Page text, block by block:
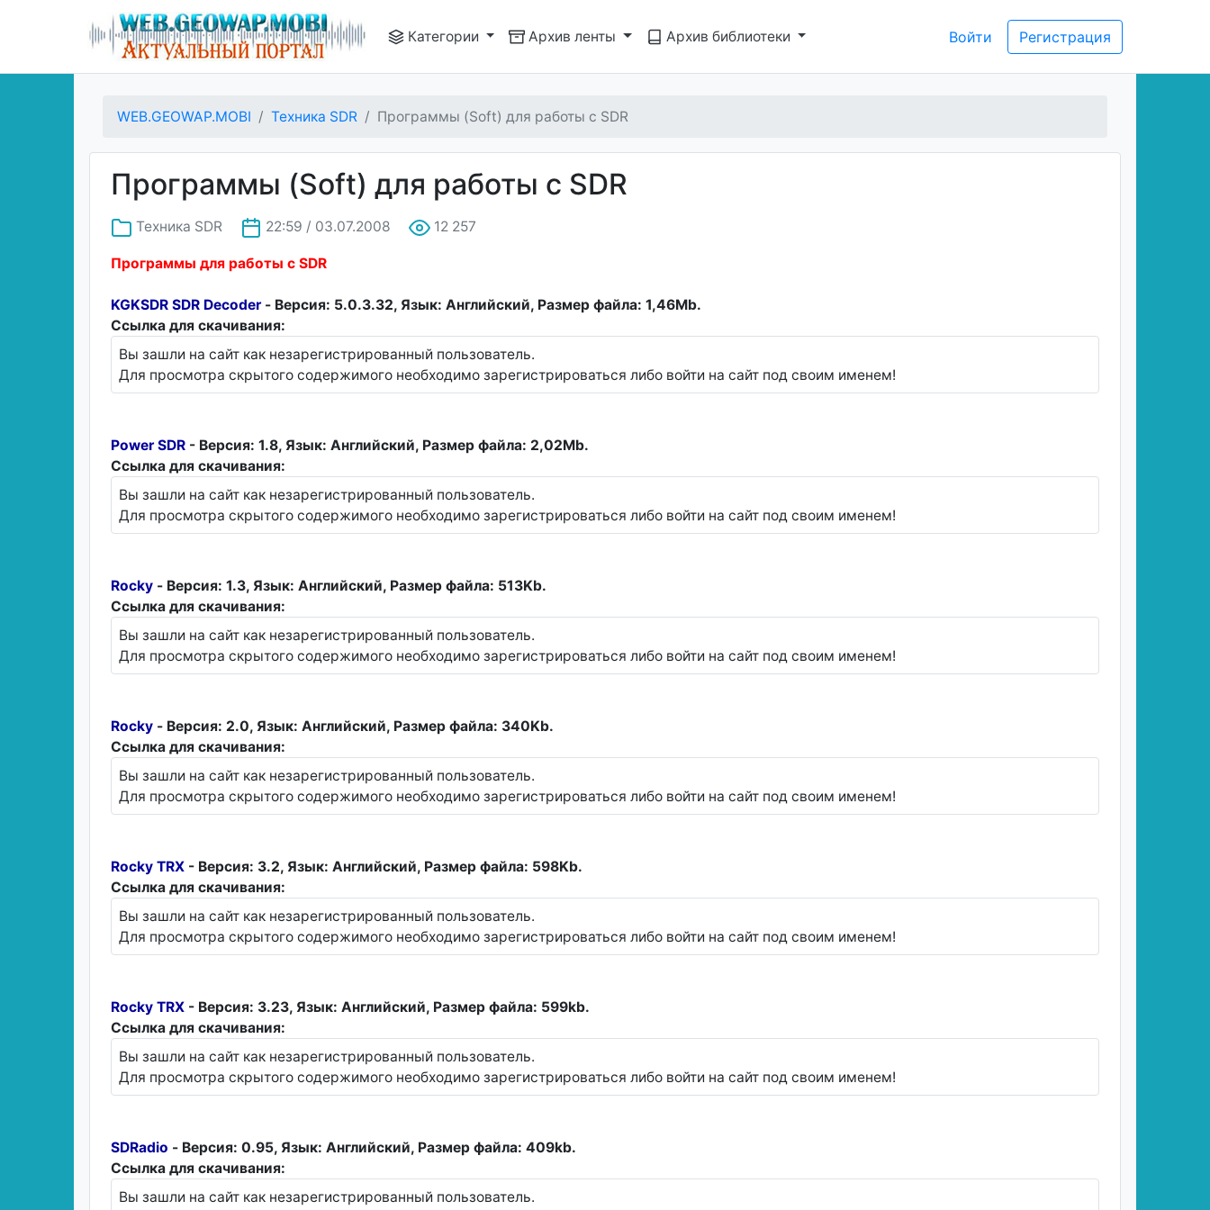
Категории Архив ленты Архив библиотеки Войти Регистрация
WEB.GEOWAP.MOBI Техника SDR Программы (Soft) для работы с SDR
Программы (Soft) для работы с SDR
Техника SDR 22:59 / 03.07.2008 12 257
Программы для работы с SDR
KGKSDR SDR Decoder - Версия: 5.0.3.32, Язык: Английский, Размер файла: 1,46Mb.
Ссылка для скачивания:
Вы зашли на сайт как незарегистрированный пользователь.
Для просмотра скрытого содержимого необходимо зарегистрироваться либо войти на сайт под своим именем!
Power SDR - Версия: 1.8, Язык: Английский, Размер файла: 2,02Mb.
Ссылка для скачивания:
Вы зашли на сайт как незарегистрированный пользователь.
Для просмотра скрытого содержимого необходимо зарегистрироваться либо войти на сайт под своим именем!
Rocky - Версия: 1.3, Язык: Английский, Размер файла: 513Kb.
Ссылка для скачивания:
Вы зашли на сайт как незарегистрированный пользователь.
Для просмотра скрытого содержимого необходимо зарегистрироваться либо войти на сайт под своим именем!
Rocky - Версия: 2.0, Язык: Английский, Размер файла: 340Kb.
Ссылка для скачивания:
Вы зашли на сайт как незарегистрированный пользователь.
Для просмотра скрытого содержимого необходимо зарегистрироваться либо войти на сайт под своим именем!
Rocky TRX - Версия: 3.2, Язык: Английский, Размер файла: 598Kb.
Ссылка для скачивания:
Вы зашли на сайт как незарегистрированный пользователь.
Для просмотра скрытого содержимого необходимо зарегистрироваться либо войти на сайт под своим именем!
Rocky TRX - Версия: 3.23, Язык: Английский, Размер файла: 599kb.
Ссылка для скачивания:
Вы зашли на сайт как незарегистрированный пользователь.
Для просмотра скрытого содержимого необходимо зарегистрироваться либо войти на сайт под своим именем!
SDRadio - Версия: 0.95, Язык: Английский, Размер файла: 409kb.
Ссылка для скачивания:
Вы зашли на сайт как незарегистрированный пользователь.